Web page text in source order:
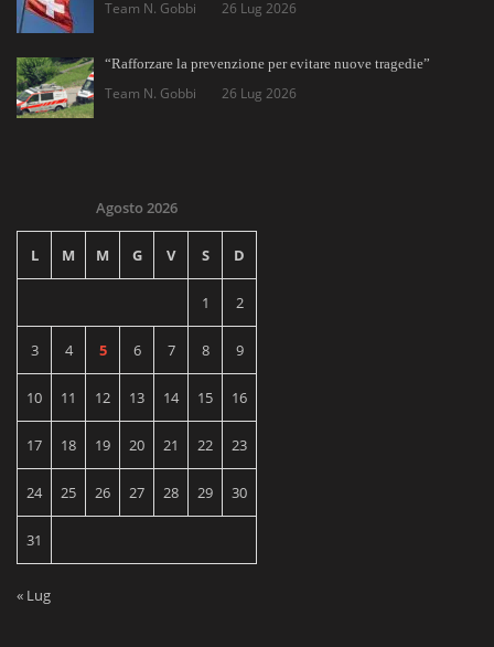
Team N. Gobbi 26 Lug 2026
“Rafforzare la prevenzione per evitare nuove tragedie”
Team N. Gobbi 26 Lug 2026
Agosto 2026
L M M G V S D
1 2
3 4 5 6 7 8 9
10 11 12 13 14 15 16
17 18 19 20 21 22 23
24 25 26 27 28 29 30
31
« Lug